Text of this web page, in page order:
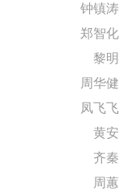
钟镇涛
郑智化
黎明
周华健
凤飞飞
黄安
齐秦
周蕙